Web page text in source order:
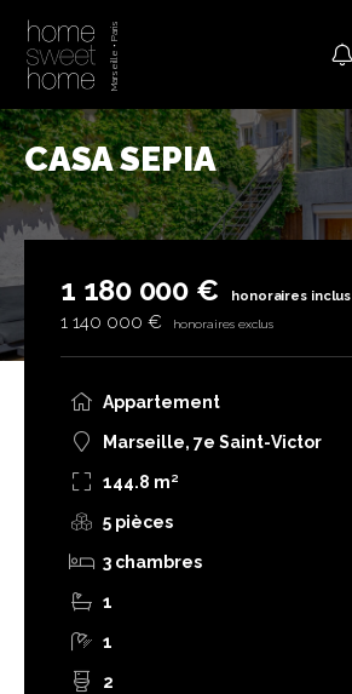
CASA SEPIA
1 180 000 € honoraires inclus
1 140 000 € honoraires exclus
Appartement
Marseille, 7e Saint-Victor
144.8 m²
5 pièces
3 chambres
1
1
2